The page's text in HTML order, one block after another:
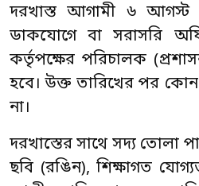
দরখাস্ত আগামী ৬ আগস্ট
ডাকযোগে বা সরাসরি
কর্তৃপক্ষের পরিচালক
হবে। উক্ত তারিখের পর কোন
না।
দরখাস্তের সাথে সদ্য তোলা
ছবি (রঙিন), শিক্ষাগত